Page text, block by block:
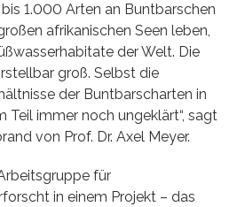
1.000 Arten an Buntbarschen
afrikanischen Seen leben,
der Welt. Die
groß. Selbst die
der Buntbarscharten in
Teil immer noch ungeklärt“, sagt
von Prof. Dr. Axel Meyer.
für
in einem Projekt – das